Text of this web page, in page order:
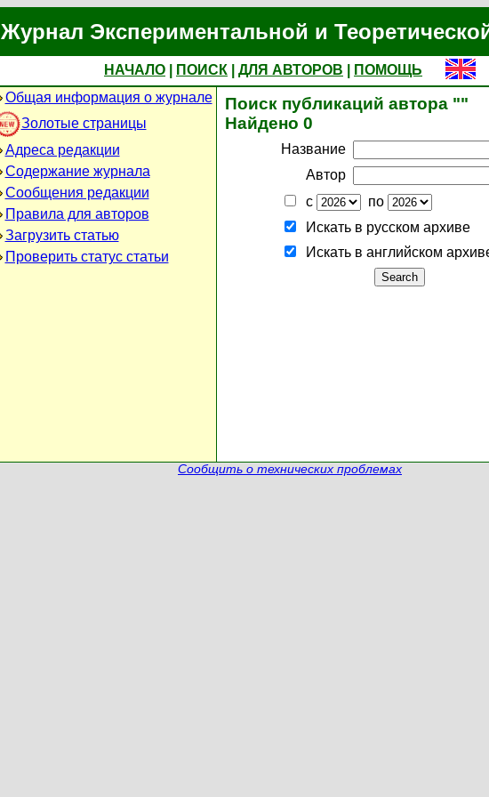
Журнал Экспериментальной и
НАЧАЛО ПОИСК ДЛЯ АВТОРОВ
ПОМОЩЬ
Общая информация о журнале
Золотые страницы
Адреса редакции
Содержание журнала
Сообщения редакции
Правила для авторов
Загрузить статью
Проверить статус статьи
Поиск публикаций автора ""
Найдено 0
Название
Автор
с
по
Искать в русском архиве
Искать в английском
Сообщить о технических проблемах